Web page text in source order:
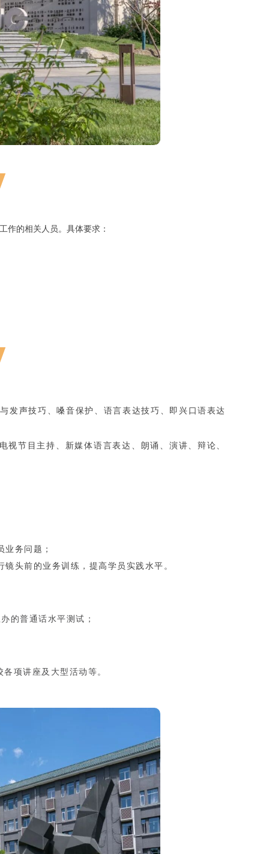
作的相关人员。具体要求：
发声技巧、嗓音保护、语言表达技巧、即兴口语表达
节目主持、新媒体语言表达、朗诵、演讲、辩论、
务问题；
头前的业务训练，提高学员实践水平。
的普通话水平测试；
项讲座及大型活动等。